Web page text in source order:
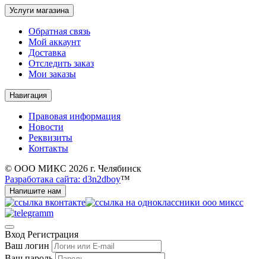
Услуги магазина
Обратная связь
Мой аккаунт
Доставка
Отследить заказ
Мои заказы
Навигация
Правовая информация
Новости
Реквизиты
Контакты
© ООО МИКС 2026 г. Челябинск
Разработака сайта: d3n2dboy™
Напишите нам
Вход Регистрация
Ваш логин